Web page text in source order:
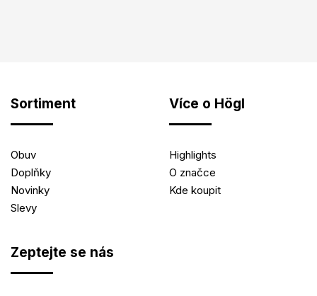
Sortiment
Obuv
Doplňky
Novinky
Slevy
Více o Högl
Highlights
O značce
Kde koupit
Zeptejte se nás